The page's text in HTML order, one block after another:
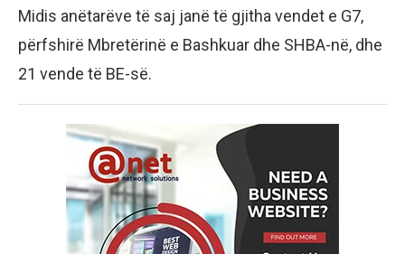
Midis anëtarëve të saj janë të gjitha vendet e G7,
përfshirë Mbretërinë e Bashkuar dhe SHBA-në, dhe
21 vende të BE-së.